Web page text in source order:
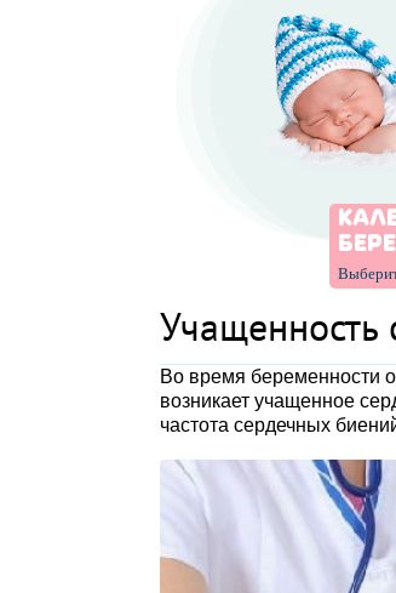
Учащенность
Во время беременности
возникает учащенное
частота сердечных